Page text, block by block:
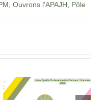
Ouvrons l'APAJH
Pôle